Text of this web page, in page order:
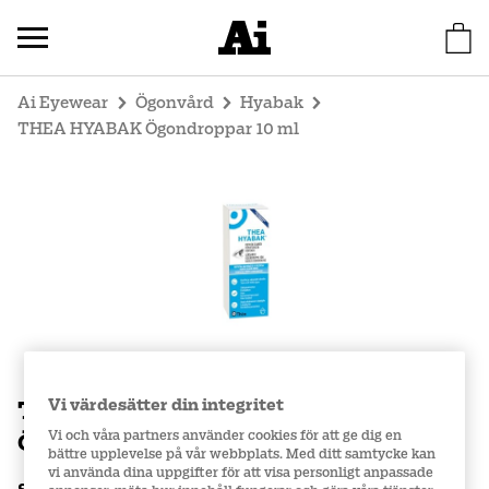
Ai Eyewear Ögonvård
Hyabak
THEA HYABAK Ögondroppar 10 ml
THEA HYABAK
Ögondroppar 10 ml
Vi värdesätter din integritet
Vi och våra partners använder cookies för att ge dig en
bättre upplevelse på vår webbplats. Med ditt samtycke kan
vi använda dina uppgifter för att visa personligt anpassade